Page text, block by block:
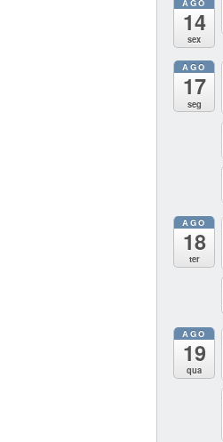
AGO
14
sex
AGO
17
seg
AGO
18
ter
AGO
19
qua